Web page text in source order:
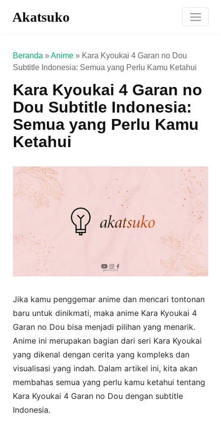
Akatsuko
Beranda »Anime » Kara Kyoukai 4 Garan no Dou
Subtitle Indonesia: Semua yang Perlu Kamu Ketahui
Kara Kyoukai 4 Garan no
Dou Subtitle Indonesia:
Semua yang Perlu Kamu
Ketahui
Jika kamu penggemar anime dan mencari tontonan
baru untuk dinikmati, maka anime Kara Kyoukai 4
Garan no Dou bisa menjadi pilihan yang menarik.
Anime ini merupakan bagian dari seri Kara Kyoukai
yang dikenal dengan cerita yang kompleks dan
visualisasi yang indah. Dalam artikel ini, kita akan
membahas semua yang perlu kamu ketahui tentang
Kara Kyoukai 4 Garan no Dou dengan subtitle
Indonesia.